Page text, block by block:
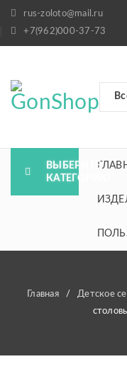
rus-zoloto@mail.ru
+7(962)000-37-73
ВЫБЕРИТЕ
КАТЕГОРИЮ
Главная / Детское